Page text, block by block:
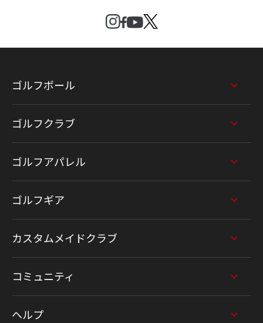
ゴルフボール
ゴルフクラブ
ゴルフアパレル
ゴルフギア
カスタムメイドクラブ
コミュニティ
ヘルプ